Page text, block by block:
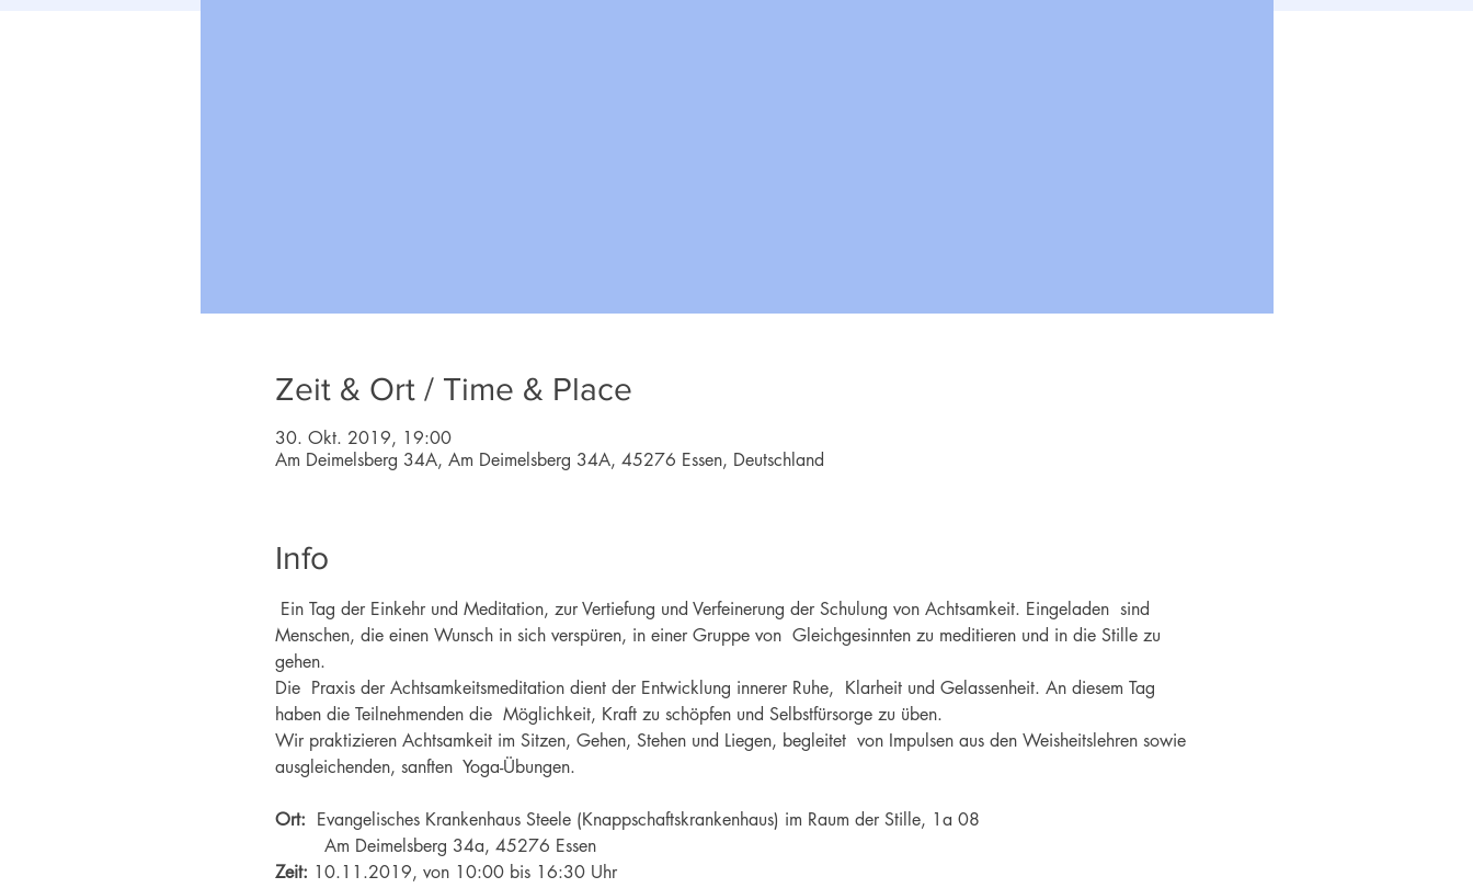
Zeit & Ort / Time & Place
30. Okt. 2019, 19:00
Am Deimelsberg 34A, Am Deimelsberg 34A, 45276 Essen, Deutschland
Info
Ein Tag der Einkehr und Meditation, zur Vertiefung und Verfeinerung der Schulung von Achtsamkeit. Eingeladen  sind
Menschen, die einen Wunsch in sich verspüren, in einer Gruppe von  Gleichgesinnten zu meditieren und in die Stille zu
gehen.
Die  Praxis der Achtsamkeitsmeditation dient der Entwicklung innerer Ruhe,  Klarheit und Gelassenheit. An diesem Tag
haben die Teilnehmenden die  Möglichkeit, Kraft zu schöpfen und Selbstfürsorge zu üben.
Wir praktizieren Achtsamkeit im Sitzen, Gehen, Stehen und Liegen, begleitet  von Impulsen aus den Weisheitslehren sowie
ausgleichenden, sanften  Yoga-Übungen.
Ort: Evangelisches Krankenhaus Steele (Knappschaftskrankenhaus) im Raum der Stille, 1a 08
Am Deimelsberg 34a, 45276 Essen
Zeit:
10.11.2019, von 10:00 bis 16:30 Uhr